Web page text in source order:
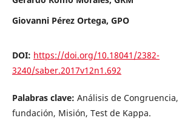
Giovanni Pérez Ortega, GPO
DOI: https://doi.org/10.18041/2382-
3240/saber.2017v12n1.692
Palabras clave: Análisis de
fundación, Misión, Test de Kappa.